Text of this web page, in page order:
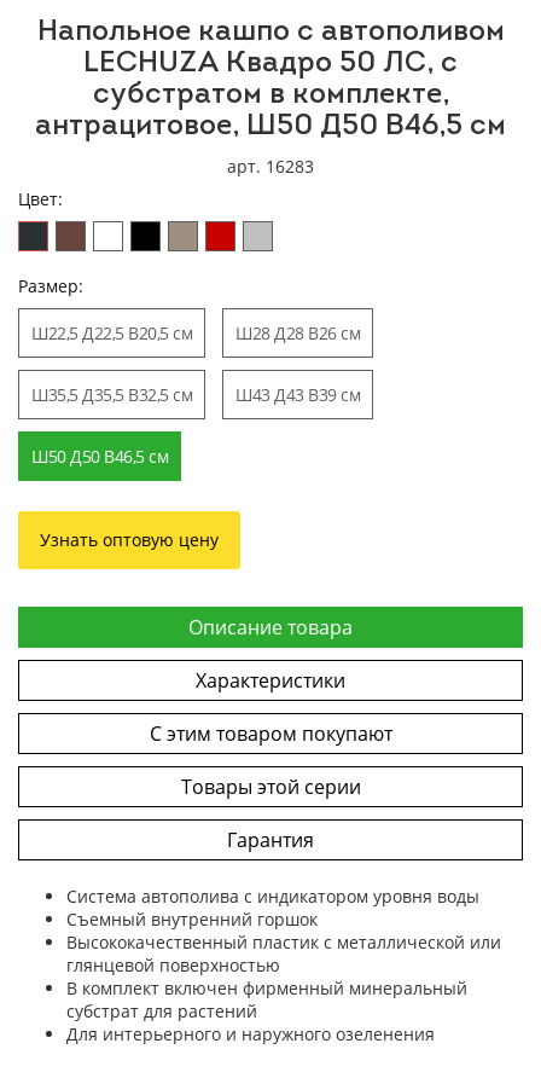
Напольное кашпо с автополивом
LECHUZA Квадро 50 ЛС, с
субстратом в комплекте,
антрацитовое, Ш50 Д50 В46,5 см
арт. 16283
Цвет:
Размер:
Ш22,5 Д22,5 В20,5 см Ш28 Д28 В26 см
Ш35,5 Д35,5 В32,5 см Ш43 Д43 В39 см
Ш50 Д50 В46,5 см
Узнать оптовую цену
Описание товара
Характеристики
С этим товаром покупают
Товары этой серии
Гарантия
Система автополива с индикатором уровня воды
Съемный внутренний горшок
Высококачественный пластик с металлической или
глянцевой поверхностью
В комплект включен фирменный минеральный
субстрат для растений
Для интерьерного и наружного озеленения